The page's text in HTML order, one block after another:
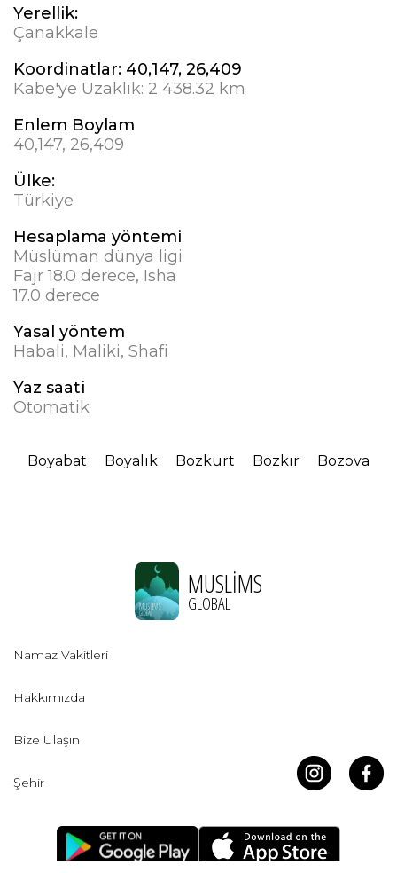
Yerellik:
Çanakkale
Koordinatlar: 40,147, 26,409
Kabe'ye Uzaklık: 2 438.32 km
Enlem Boylam
40,147, 26,409
Ülke:
Türkiye
Hesaplama yöntemi
Müslüman dünya ligi
Fajr 18.0 derece, Isha
17.0 derece
Yasal yöntem
Habali, Maliki, Shafi
Yaz saati
Otomatik
Boyabat Boyalık Bozkurt Bozkır Bozova
MUSLIMS
GLOBAL
Namaz Vakitleri
Hakkımızda
Bize Ulaşın
Şehir